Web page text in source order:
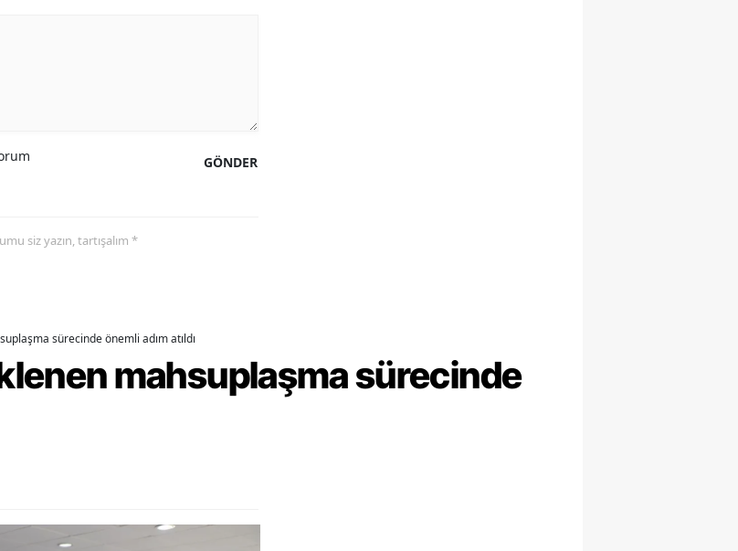
GÖNDER
siz yazın, tartışalım *
sürecinde önemli adım atıldı
mahsuplaşma sürecinde